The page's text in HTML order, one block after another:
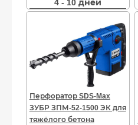
4 - 10 дней
Перфоратор SDS-Max
ЗУБР ЗПМ-52-1500 ЭК для
тяжёлого бетона